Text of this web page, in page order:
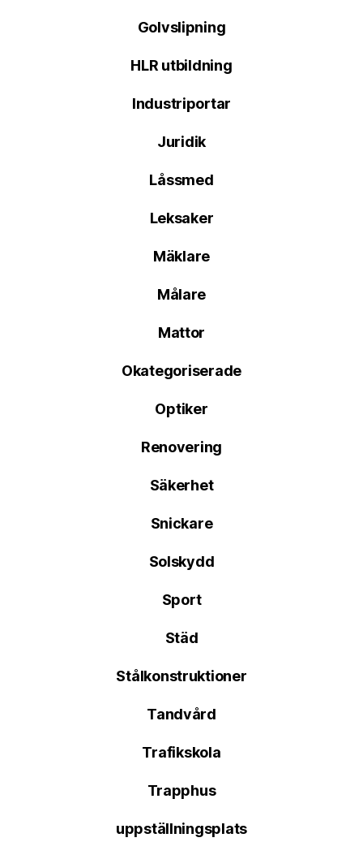
Golvslipning
HLR utbildning
Industriportar
Juridik
Låssmed
Leksaker
Mäklare
Målare
Mattor
Okategoriserade
Optiker
Renovering
Säkerhet
Snickare
Solskydd
Sport
Städ
Stålkonstruktioner
Tandvård
Trafikskola
Trapphus
uppställningsplats